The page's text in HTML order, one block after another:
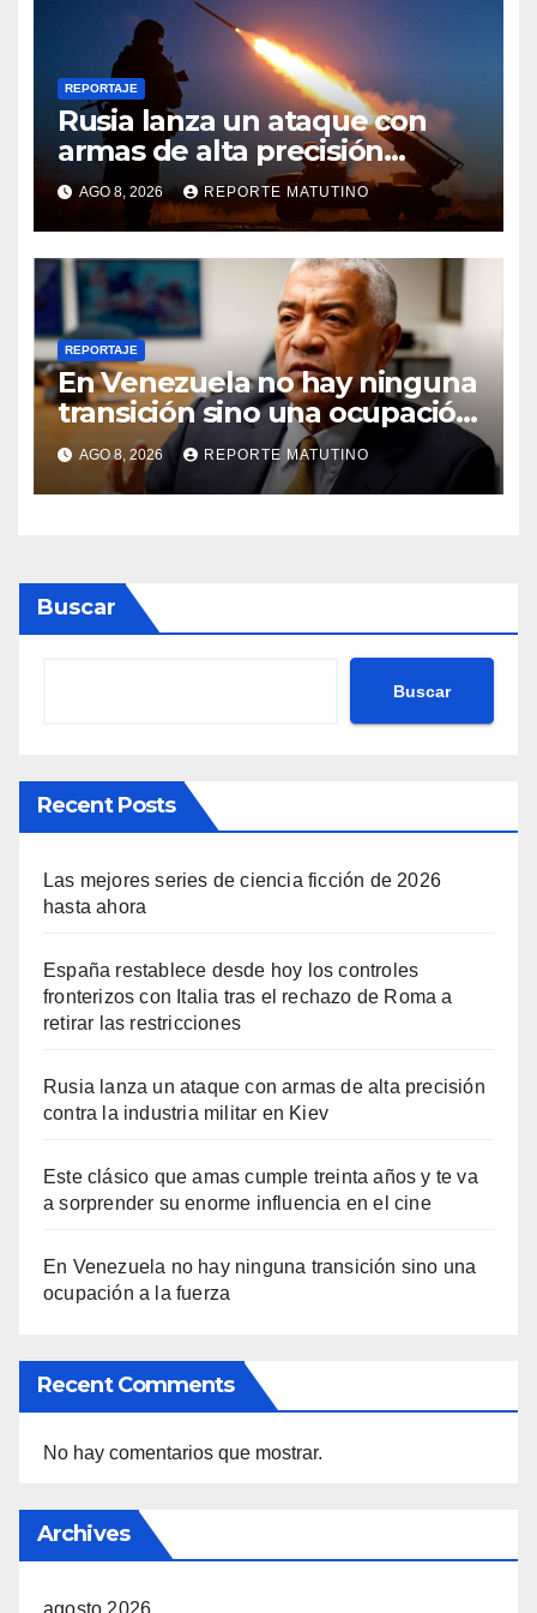
REPORTAJE
Rusia lanza un ataque con
armas de alta precisión
contra la industria militar en
Kiev
AGO 8, 2026 REPORTE MATUTINO
REPORTAJE
En Venezuela no hay ninguna
transición sino una ocupación
a la fuerza
AGO 8, 2026 REPORTE MATUTINO
Buscar
Buscar
Recent Posts
Las mejores series de ciencia ficción de 2026
hasta ahora
España restablece desde hoy los controles
fronterizos con Italia tras el rechazo de Roma a
retirar las restricciones
Rusia lanza un ataque con armas de alta precisión
contra la industria militar en Kiev
Este clásico que amas cumple treinta años y te va
a sorprender su enorme influencia en el cine
En Venezuela no hay ninguna transición sino una
ocupación a la fuerza
Recent Comments
No hay comentarios que mostrar.
Archives
agosto 2026